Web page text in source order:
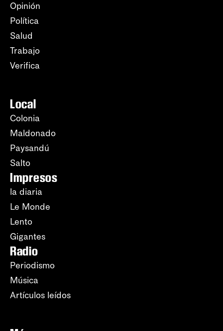
Opinión
Política
Salud
Trabajo
Verifica
Local
Colonia
Maldonado
Paysandú
Salto
Impresos
la diaria
Le Monde
Lento
Gigantes
Radio
Periodismo
Música
Artículos leídos